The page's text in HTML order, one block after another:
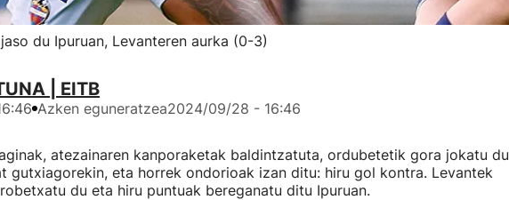
du Ipuruan, Levanteren aurka (0-3)
| EITB
Azken eguneratzea2024/09/28 - 16:46
atezainaren kanporaketak baldintzatuta, ordubetetik gora jokatu du
gutxiagorekin, eta horrek ondorioak izan ditu: hiru gol kontra. Levantek
du eta hiru puntuak bereganatu ditu Ipuruan.